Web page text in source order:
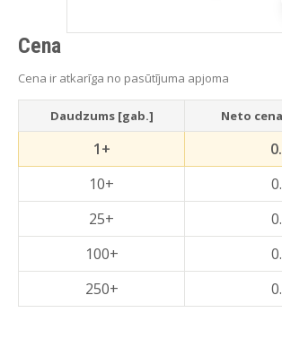
Cena
Cena ir atkarīga no pasūtījuma apjoma
Daudzums [gab.] Neto
1+
10+
25+
100+
250+